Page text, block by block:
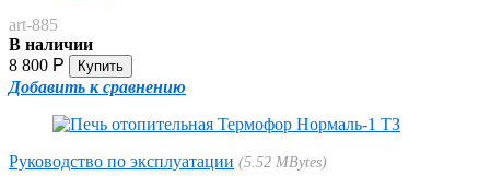
art-885
В наличии
8 800 Р
Добавить к сравнению
Руководство по эксплуатации 5.52 MBytes